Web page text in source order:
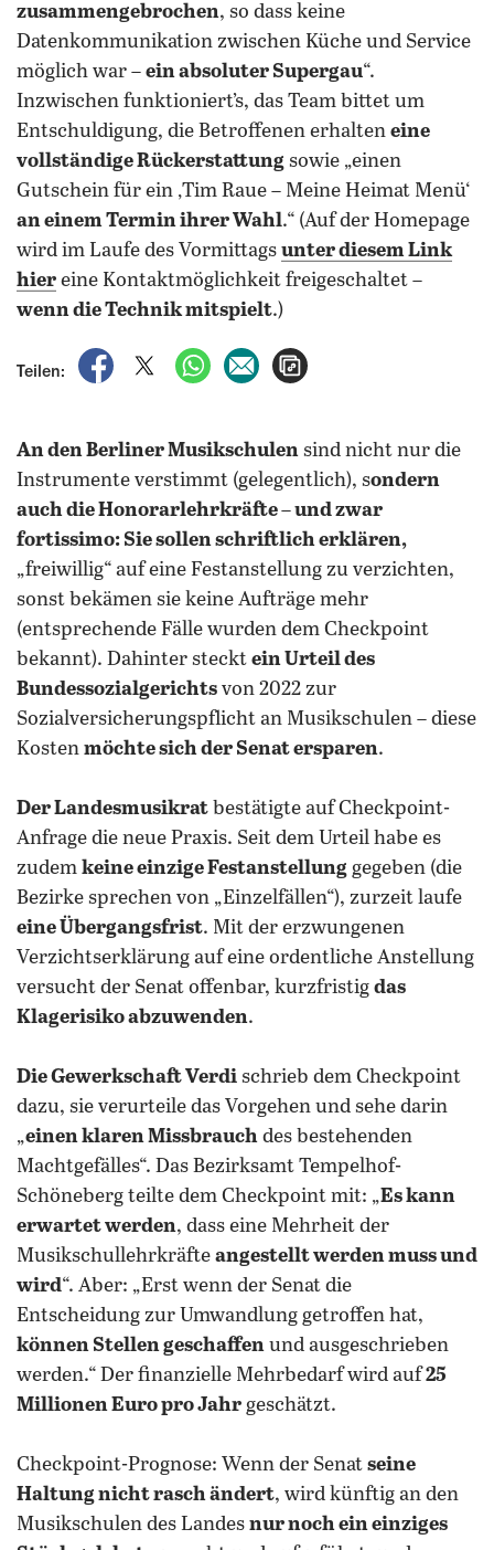
zusammengebrochen, so dass keine
Datenkommunikation zwischen Küche und Service
möglich war – ein absoluter Supergau“.
Inzwischen funktioniert’s, das Team bittet um
Entschuldigung, die Betroffenen erhalten eine
vollständige Rückerstattung sowie „einen
Gutschein für ein ‚Tim Raue – Meine Heimat Menü‘
an einem Termin ihrer Wahl.“ (Auf der Homepage
wird im Laufe des Vormittags unter diesem Link
hier eine Kontaktmöglichkeit freigeschaltet –
wenn die Technik mitspielt.)
Teilen:
auf Facebook teilen
auf X teilenper WhatsApp teilen
per E-Mail teilen
An den Berliner Musikschulen sind nicht nur die
Instrumente verstimmt (gelegentlich), sondern
auch die Honorarlehrkräfte – und zwar
fortissimo: Sie sollen schriftlich erklären,
„freiwillig“ auf eine Festanstellung zu verzichten,
sonst bekämen sie keine Aufträge mehr
(entsprechende Fälle wurden dem Checkpoint
bekannt). Dahinter steckt ein Urteil des
Bundessozialgerichts von 2022 zur
Sozialversicherungspflicht an Musikschulen – diese
Kosten möchte sich der Senat ersparen.
Der Landesmusikrat bestätigte auf Checkpoint-
Anfrage die neue Praxis. Seit dem Urteil habe es
zudem keine einzige Festanstellung gegeben (die
Bezirke sprechen von „Einzelfällen“), zurzeit laufe
eine Übergangsfrist. Mit der erzwungenen
Verzichtserklärung auf eine ordentliche Anstellung
versucht der Senat offenbar, kurzfristig das
Klagerisiko abzuwenden.
Die Gewerkschaft Verdi schrieb dem Checkpoint
dazu, sie verurteile das Vorgehen und sehe darin
„einen klaren Missbrauch des bestehenden
Machtgefälles“. Das Bezirksamt Tempelhof-
Schöneberg teilte dem Checkpoint mit: „Es kann
erwartet werden, dass eine Mehrheit der
Musikschullehrkräfte angestellt werden muss und
wird“. Aber: „Erst wenn der Senat die
Entscheidung zur Umwandlung getroffen hat,
können Stellen geschaffen und ausgeschrieben
werden.“ Der finanzielle Mehrbedarf wird auf25
Millionen Euro pro Jahr geschätzt.
Checkpoint-Prognose: Wenn der Senat seine
Haltung nicht rasch ändert, wird künftig an den
Musikschulen des Landes nur noch ein einziges